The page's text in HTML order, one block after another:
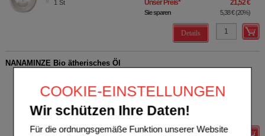
COOKIE-EINSTELLUNGEN
Wir schützen Ihre Daten!
Für die ordnungsgemäße Funktion unserer Website
1 St Unser Preis* 21,52 €
Sie sparen 5,38 €(20%)
Details
NANAMINZE Bio ätherisches Öl
04258221
5ml Öl, ätherisches
UVP**
Unser Preis*
Sie sparen
Grundpreis